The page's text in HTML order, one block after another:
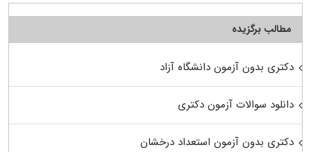
مطالب برگزیده
دکتری بدون آزمون دانشگاه آزاد
دانلود سوالات آزمون دکتری
دکتری بدون آزمون استعداد درخشان